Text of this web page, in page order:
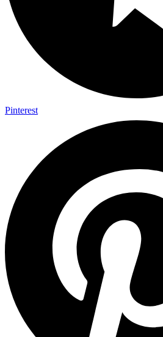
Pinterest